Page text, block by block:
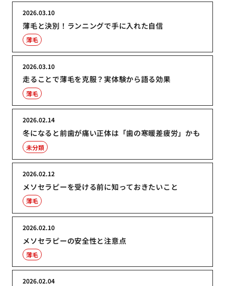
薄毛と決別！ランニングで手に入れた自信
2026.03.10
薄毛
走ることで薄毛を克服？実体験から語る効果
2026.03.10
薄毛
冬になると前歯が痛い正体は「歯の寒暖差疲労」かも
2026.02.14
未分類
メソセラピーを受ける前に知っておきたいこと
2026.02.12
薄毛
メソセラピーの安全性と注意点
2026.02.10
薄毛
2026.02.04